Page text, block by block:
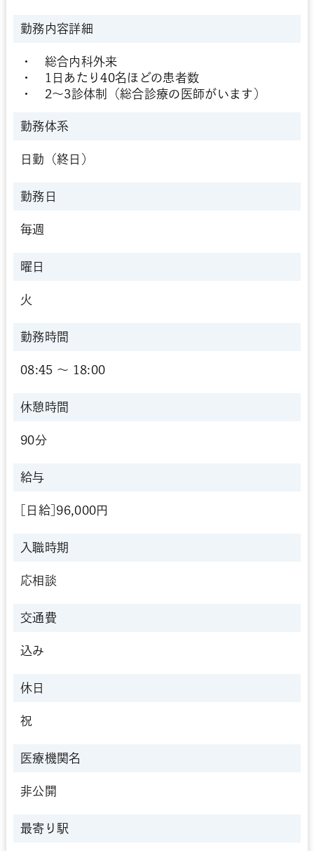
勤務内容詳細
・ 総合内科外来
・ 1日あたり40名ほどの患者数
・ 2～3診体制（総合診療の医師がいます）
勤務体系
日勤（終日）
勤務日
毎週
曜日
火
勤務時間
08:45 〜 18:00
休憩時間
90分
給与
[日給]96,000円
入職時期
応相談
交通費
込み
休日
祝
医療機関名
非公開
最寄り駅